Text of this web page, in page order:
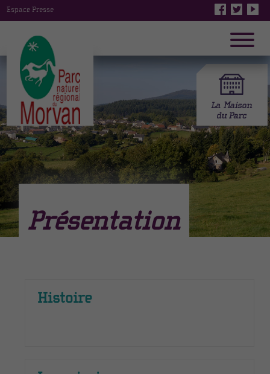
Espace Presse
Présentation
Histoire